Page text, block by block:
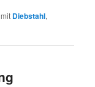
Diebstahl,